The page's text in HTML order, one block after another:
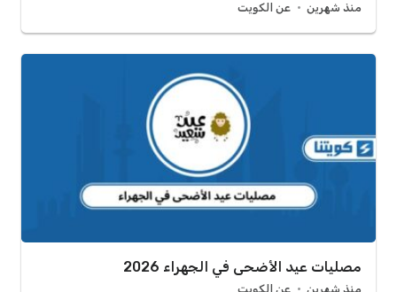
منذ شهرين عن الكويت
مصليات عيد الأضحى في الجهراء 2026
منذ شهرين عن الكويت